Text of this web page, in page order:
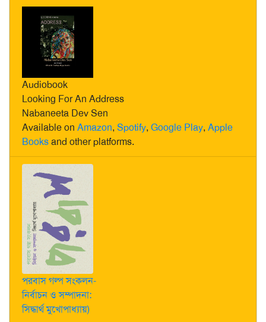
Audiobook
Looking For An Address
Nabaneeta Dev Sen
Available on Amazon, Spotify, Google Play, Apple
Booksand other platforms.
পরবাস গল্প সংকলন-
নির্বাচন ও সম্পাদনা:
সিদ্ধার্থ মুখোপাধ্যায়)